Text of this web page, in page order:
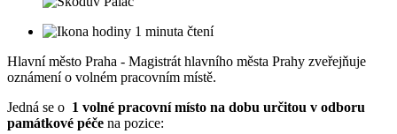
1 minuta čtení
Hlavní město Praha - Magistrát hlavního města Prahy zveřejňuje
oznámení o volném pracovním místě.
Jedná se o 1 volné pracovní místo na dobu určitou v odboru
památkové péče na pozice: